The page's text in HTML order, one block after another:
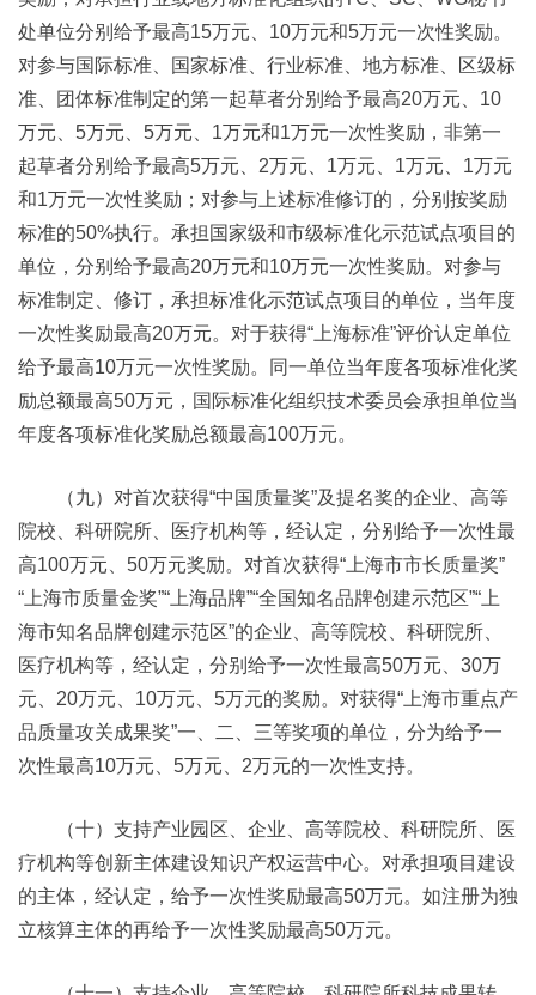
处单位分别给予最高15万元、10万元和5万元一次性奖励。
对参与国际标准、国家标准、行业标准、地方标准、区级标
准、团体标准制定的第一起草者分别给予最高20万元、10
万元、5万元、5万元、1万元和1万元一次性奖励，非第一
起草者分别给予最高5万元、2万元、1万元、1万元、1万元
和1万元一次性奖励；对参与上述标准修订的，分别按奖励
标准的50%执行。承担国家级和市级标准化示范试点项目的
单位，分别给予最高20万元和10万元一次性奖励。对参与
标准制定、修订，承担标准化示范试点项目的单位，当年度
一次性奖励最高20万元。对于获得“上海标准”评价认定单位
给予最高10万元一次性奖励。同一单位当年度各项标准化奖
励总额最高50万元，国际标准化组织技术委员会承担单位当
年度各项标准化奖励总额最高100万元。
（九）对首次获得“中国质量奖”及提名奖的企业、高等
院校、科研院所、医疗机构等，经认定，分别给予一次性最
高100万元、50万元奖励。对首次获得“上海市市长质量奖”
“上海市质量金奖”“上海品牌”“全国知名品牌创建示范区”“上
海市知名品牌创建示范区”的企业、高等院校、科研院所、
医疗机构等，经认定，分别给予一次性最高50万元、30万
元、20万元、10万元、5万元的奖励。对获得“上海市重点产
品质量攻关成果奖”一、二、三等奖项的单位，分为给予一
次性最高10万元、5万元、2万元的一次性支持。
（十）支持产业园区、企业、高等院校、科研院所、医
疗机构等创新主体建设知识产权运营中心。对承担项目建设
的主体，经认定，给予一次性奖励最高50万元。如注册为独
立核算主体的再给予一次性奖励最高50万元。